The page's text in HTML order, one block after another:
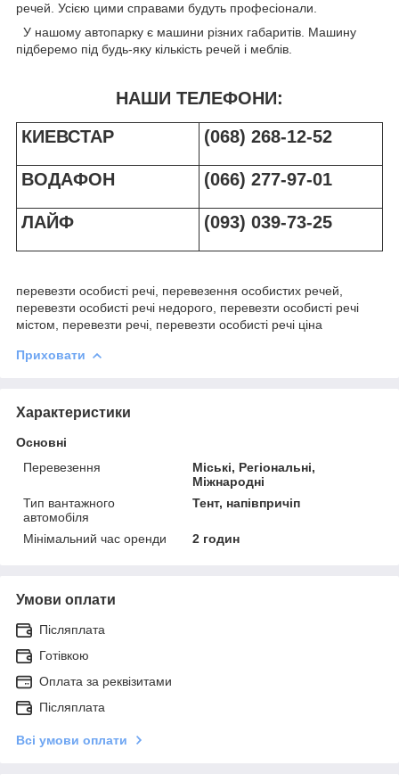
речей. Усією цими справами будуть професіонали.
У нашому автопарку є машини різних габаритів. Машину
підберемо під будь-яку кількість речей і меблів.
НАШИ ТЕЛЕФОНИ:
КИЕВСТАР
(068) 268-12-52
ВОДАФОН (066) 277-97-01
ЛАЙФ (093) 039-73-25
перевезти особисті речі, перевезення особистих речей,
перевезти особисті речі недорого, перевезти особисті речі
містом, перевезти речі, перевезти особисті речі ціна
Приховати
Характеристики
Основні
Перевезення
Міські, Регіональні,
Міжнародні
Тип вантажного
автомобіля
Тент, напівпричіп
Мінімальний час оренди 2 годин
Умови оплати
Післяплата
Готівкою
Оплата за реквізитами
Післяплата
Всі умови оплати